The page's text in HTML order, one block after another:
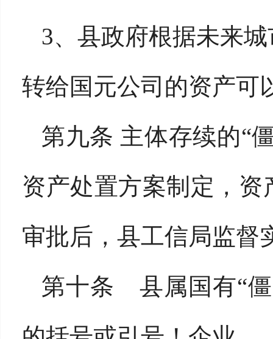
3、县政府根据未来
转给国元公司的资产可
第九条 主体存续的“
资产处置方案制定，
审批后，县工信局监督
第十条 县属国有“僵